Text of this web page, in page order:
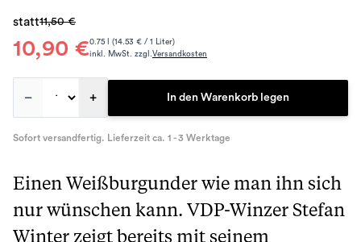
10,90 €
statt11,50 €
0.75 l (14.53 € / 1 Liter)
inkl. MwSt. zzgl.Versandkosten
– + In den Warenkorb legen
Sofort versandfertig. Lieferzeit ca. 1 - 3 Werktage
Einen Weißburgunder wie man ihn sich
nur wünschen kann. VDP-Winzer Stefan
Winter zeigt bereits mit seinem